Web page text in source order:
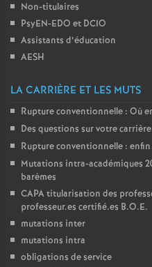
Non-titulaires
PsyEN-EDO et DCIO
Assistants d’éducation
AESH
LA CARRIÈRE ET LES MUTS
Rupture conventionnelle : Où
Des questions sur votre carrière
Rupture conventionnelle :
Mutations intra-académiques
barèmes
CAPAtitularisation des
professeur.es certifié.es B.O.E.
mutations inter
mutations intra
obligations de service